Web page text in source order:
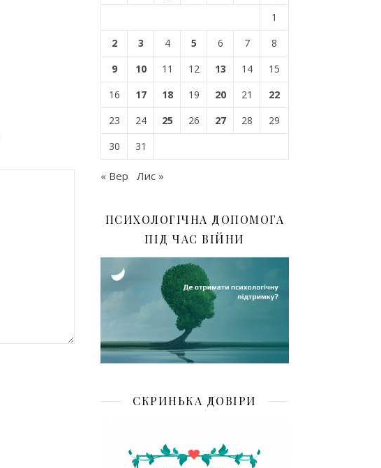
1
2
3 4 5 6 7
8
9
10 11 12 13 14
15
16
17 18 19 20 21
22
23
24 25 26 27 28
29
30
31
« Вер Лис »
ПСИХОЛОГІЧНА ДОПОМОГА
ПІД ЧАС ВІЙНИ
СКРИНЬКА ДОВІРИ